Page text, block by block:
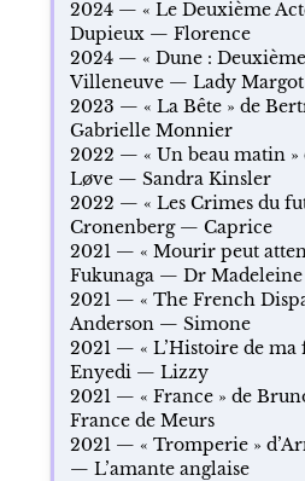
2024 — « Le Deuxième
Dupieux — Florence
2024 — « Dune :
Villeneuve — Lady
2023 — « La Bête » de
Gabrielle Monnier
2022 — « Un beau matin »
Løve — Sandra Kinsler
2022 — « Les Crimes du
Cronenberg — Caprice
2021 — « Mourir peut
Fukunaga — Dr Madeleine
2021 — « The French
Anderson — Simone
2021 — « L’Histoire de ma
Enyedi — Lizzy
2021 — « France » de
France de Meurs
2021 — « Tromperie »
— L’amante anglaise